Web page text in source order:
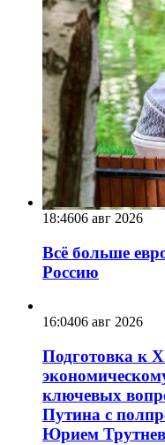
18:4606 авг 2026
Всё больше
Россию
16:0406 авг 2026
Подготовка к
ключевых
Путина с
Юрием